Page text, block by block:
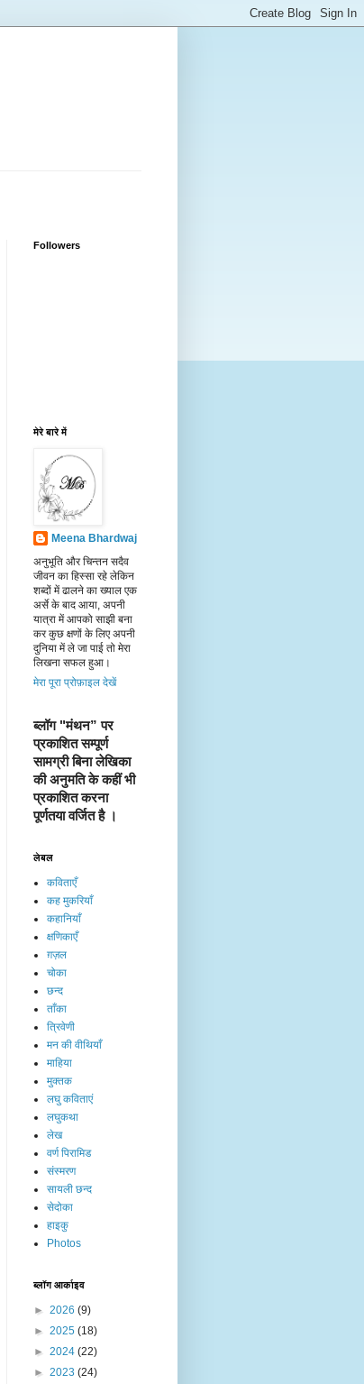
Followers
मेरे बारे में
Meena Bhardwaj
अनुभूति और चिन्तन सदैव
जीवन का हिस्सा रहे लेकिन
शब्दों में ढालने का ख्याल एक
अर्से के बाद आया, अपनी
यात्रा में आपको साझी बना
कर कुछ क्षणों के लिए अपनी
दुनिया में ले जा पाई तो मेरा
लिखना सफल हुआ।
मेरा पूरा प्रोफ़ाइल देखें
ब्लॉग "मंथन” पर
प्रकाशित सम्पूर्ण
सामग्री बिना लेखिका
की अनुमति के कहीं भी
प्रकाशित करना
पूर्णतया वर्जित है ।
लेबल
कविताएँ
कह मुकरियाँ
कहानियाँ
क्षणिकाएँ
ग़ज़ल
चोका
छन्द
ताँका
त्रिवेणी
मन की वीथियाँ
माहिया
मुक्तक
लघु कविताएं
लघुकथा
लेख​
वर्ण पिरामिड
संस्मरण
सायली छन्द
सेदोका
हाइकु
Photos
ब्लॉग आर्काइव
► 2026 (9)
► 2025 (18)
► 2024 (22)
► 2023 (24)